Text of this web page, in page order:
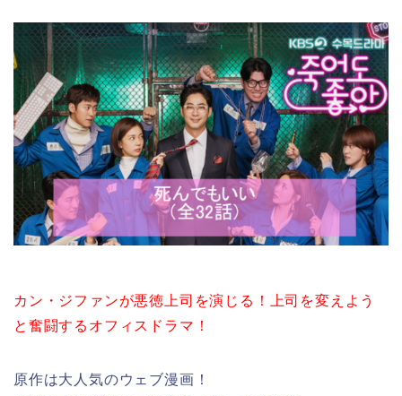
カン・ジファンが悪徳上司を演じる！上司を変えよう
と奮闘するオフィスドラマ！
原作は大人気のウェブ漫画！